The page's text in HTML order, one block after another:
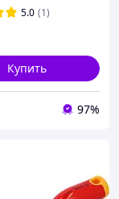
5.0 (1)
Купить
97%